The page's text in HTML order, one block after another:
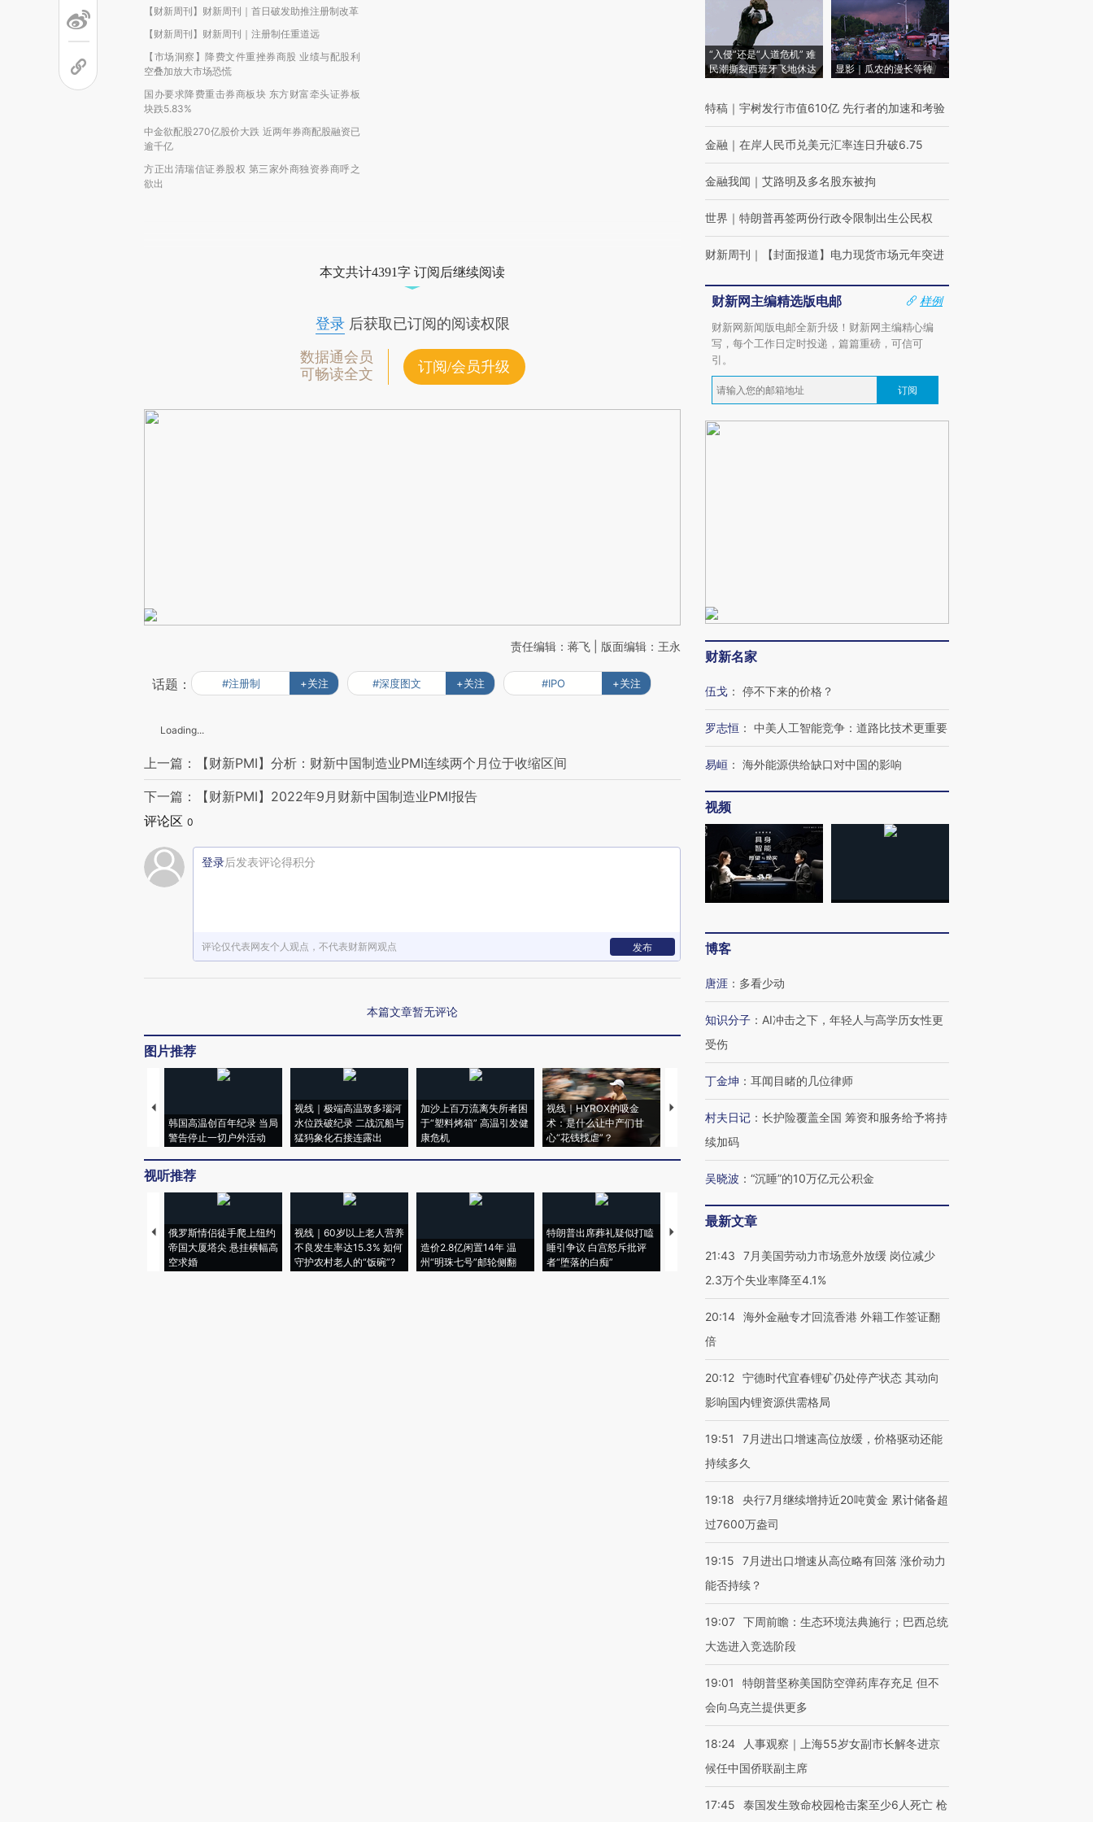
【财新周刊】财新周刊｜首日破发助推注册制改革
【财新周刊】财新周刊｜注册制任重道远
【市场洞察】降费文件重挫券商股 业绩与配股利
空叠加放大市场恐慌
国办要求降费重击券商板块 东方财富牵头证券板
块跌5.83%
中金欲配股270亿股价大跌 近两年券商配股融资已
逾千亿
方正出清瑞信证券股权 第三家外商独资券商呼之
欲出
本文共计4391字 订阅后继续阅读
登录后获取已订阅的阅读权限
数据通会员
可畅读全文
订阅/会员升级
责任编辑：蒋飞 | 版面编辑：王永
话题： #注册制 +关注 #深度图文 +关注 #IPO +关注
Loading...
上一篇：【财新PMI】分析：财新中国制造业PMI连续两个月位于收缩区间
下一篇：【财新PMI】2022年9月财新中国制造业PMI报告
评论区 0
登录后发表评论得积分
评论仅代表网友个人观点，不代表财新网观点 发布
本篇文章暂无评论
图片推荐
韩国高温创百年纪录 当局
警告停止一切户外活动
视线｜极端高温致多瑙河
水位跌破纪录 二战沉船与
猛犸象化石接连露出
加沙上百万流离失所者困
于“塑料烤箱” 高温引发健
康危机
视线｜HYROX的吸金
术：是什么让中产们甘
心“花钱找虐”？
马航飞行员跨国走私7万
粒摇头丸 尿检体内含3种
度Z世代 用街头抗争将教
机”？难民潮撕裂西班牙
视听推荐
俄罗斯情侣徒手爬上纽约
帝国大厦塔尖 悬挂横幅高
空求婚
视线｜60岁以上老人营养
不良发生率达15.3% 如何
守护农村老人的“饭碗”?
造价2.8亿闲置14年 温
州“明珠七号”邮轮侧翻
特朗普出席葬礼疑似打瞌
睡引争议 白宫怒斥批评
者“堕落的白痴”
视线｜全球最热百城独占
97个 印度如何熬过48°C
38岁梅西上演帽子戏法
阿根廷3-0阿尔及利亚
韩国高温创百年纪录 当局
警告停止一切户外活动
“入侵”还是“人道危机” 难
民潮撕裂西班牙飞地休达
显影｜瓜农的漫长等待
特稿 ｜ 宇树发行市值610亿 先行者的加速和考验
金融 ｜ 在岸人民币兑美元汇率连日升破6.75
金融我闻 ｜ 艾路明及多名股东被拘
世界 ｜ 特朗普再签两份行政令限制出生公民权
财新周刊 ｜ 【封面报道】电力现货市场元年突进
财新网主编精选版电邮
样例
财新网新闻版电邮全新升级！财新网主编精心编
写，每个工作日定时投递，篇篇重磅，可信可
引。
订阅
财新名家
伍戈 ： 停不下来的价格？
罗志恒 ： 中美人工智能竞争：道路比技术更重要
易峘 ： 海外能源供给缺口对中国的影响
视频
博客
唐涯 ： 多看少动
知识分子 ： AI冲击之下，年轻人与高学历女性更
受伤
丁金坤 ： 耳闻目睹的几位律师
村夫日记 ： 长护险覆盖全国 筹资和服务给予将持
续加码
吴晓波 ： “沉睡”的10万亿元公积金
最新文章
21:43
7月美国劳动力市场意外放缓 岗位减少
2.3万个失业率降至4.1%
20:14 海外金融专才回流香港 外籍工作签证翻
倍
20:12 宁德时代宜春锂矿仍处停产状态 其动向
影响国内锂资源供需格局
19:51
7月进出口增速高位放缓，价格驱动还能
持续多久
19:18
央行7月继续增持近20吨黄金 累计储备超
过7600万盎司
19:15
7月进出口增速从高位略有回落 涨价动力
能否持续？
19:07 下周前瞻：生态环境法典施行；巴西总统
大选进入竞选阶段
19:01
特朗普坚称美国防空弹药库存充足 但不
会向乌克兰提供更多
18:24
人事观察｜上海55岁女副市长解冬进京
候任中国侨联副主席
17:45 泰国发生致命校园枪击案至少6人死亡 枪